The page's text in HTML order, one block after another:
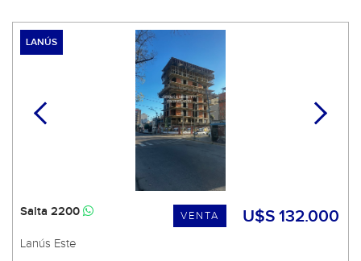
LANÚS
U$S 132.000
VENTA
Salta 2200
Lanús Este